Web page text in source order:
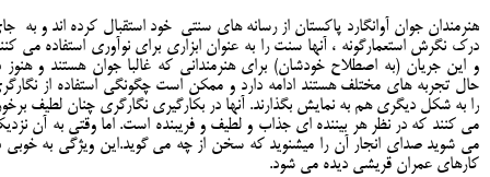
هنرمندان جوان آوانگارد پاکستان از رسانه های سنتی خود استقبال کرده اند و به
درک نگرش استعمارگونه ، آنها سنت را به عنوان ابزاری برای نوآوری استفاده می
و این جریان (به اصطلاح خودشان) برای هنرمندانی که غالبا جوان هستند و هنوز
حال تجربه های مختلف هستند ادامه دارد و ممکن است چگونگی استفاده از
را به شکل دیگری هم به نمایش بگذارند. آنها در بکارگیری نگارگری چنان لطیف
می کنند که در نظر هر بیننده ای جذاب و لطیف و فریبنده است. اما وقتی به آن
می شوید صدای انجار آن را میشنوید که سخن از چه می گوید.این ویژگی به خوبی
کارهای عمران قریشی دیده می شود.